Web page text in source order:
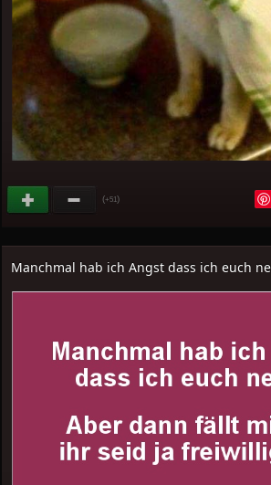
(+51)
Manchmal hab ich Angst dass ich euch